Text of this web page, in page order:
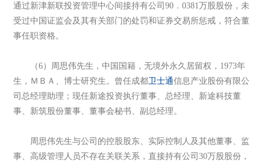
通过新津新联投资管理中心间接持有公司90．0381万股股份，未
受过中国证监会及其有关部门的处罚和证券交易所惩戒，符合董
事任职资格。
（6）周思伟先生，中国国籍，无境外永久居留权，1973年
生，ＭＢＡ、博士研究生。曾任成都卫士通信息产业股份有限公
司总经理助理；现任新途投资执行董事、总经理、新途科技董
事、新筑股份董事、董事会秘书、副总经理。
周思伟先生与公司的控股股东、实际控制人及其他董事、监
事、高级管理人员不存在关联关系，直接持有公司30万股股份，